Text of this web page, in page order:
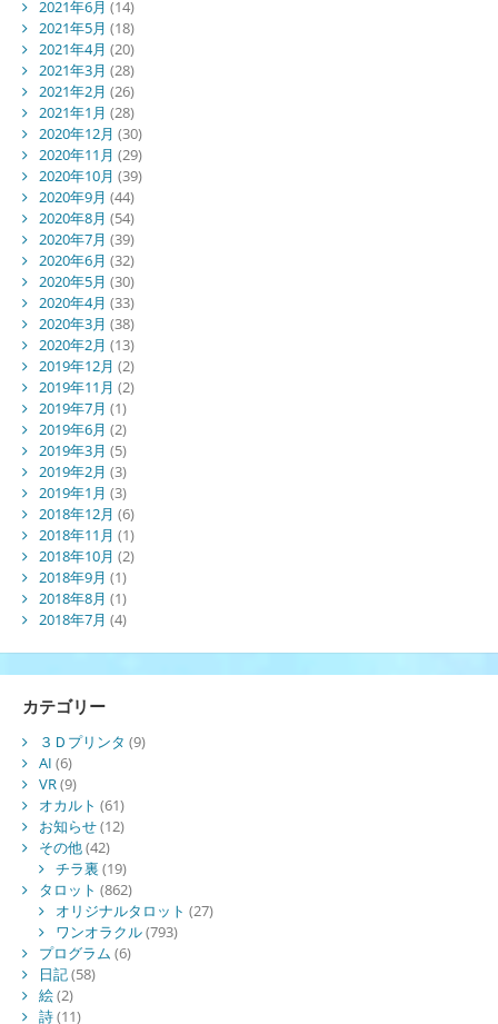
2021年6月 (14)
2021年5月 (18)
2021年4月 (20)
2021年3月 (28)
2021年2月 (26)
2021年1月 (28)
2020年12月 (30)
2020年11月 (29)
2020年10月 (39)
2020年9月 (44)
2020年8月 (54)
2020年7月 (39)
2020年6月 (32)
2020年5月 (30)
2020年4月 (33)
2020年3月 (38)
2020年2月 (13)
2019年12月 (2)
2019年11月 (2)
2019年7月 (1)
2019年6月 (2)
2019年3月 (5)
2019年2月 (3)
2019年1月 (3)
2018年12月 (6)
2018年11月 (1)
2018年10月 (2)
2018年9月 (1)
2018年8月 (1)
2018年7月 (4)
カテゴリー
３Ｄプリンタ (9)
AI (6)
VR(9)
オカルト (61)
お知らせ(12)
その他(42)
チラ裏 (19)
タロット (862)
オリジナルタロット (27)
ワンオラクル(793)
プログラム (6)
日記(58)
絵(2)
詩(11)